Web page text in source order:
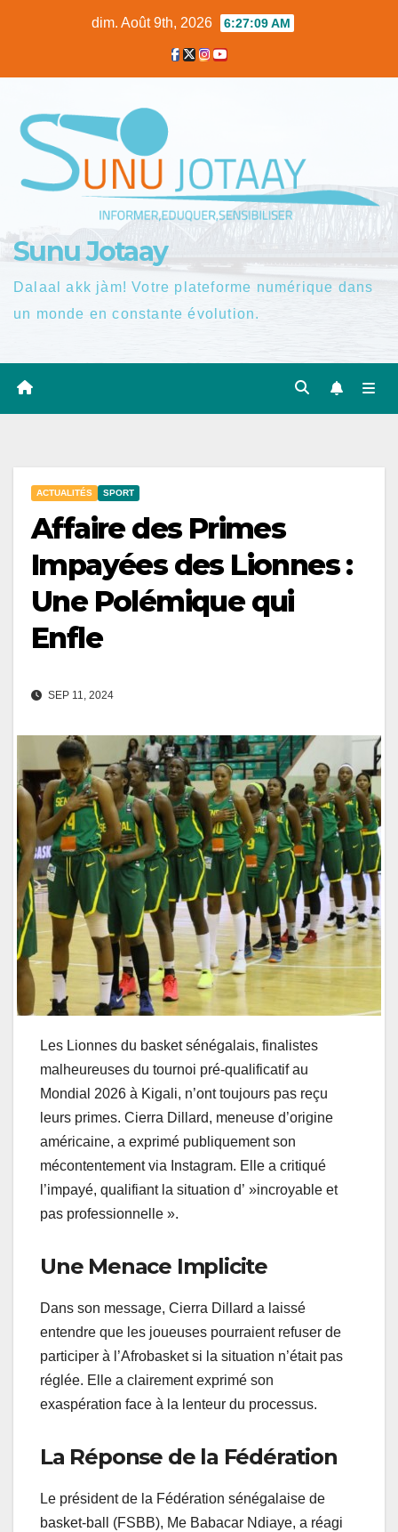
dim. Août 9th, 2026 6:27:10 AM
Sunu Jotaay
Dalaal akk jàm! Votre plateforme numérique dans
un monde en constante évolution.
ACTUALITÉS SPORT
Affaire des Primes
Impayées des Lionnes :
Une Polémique qui
Enfle
SEP 11, 2024
Les Lionnes du basket sénégalais, finalistes
malheureuses du tournoi pré-qualificatif au
Mondial 2026 à Kigali, n’ont toujours pas reçu
leurs primes. Cierra Dillard, meneuse d’origine
américaine, a exprimé publiquement son
mécontentement via Instagram. Elle a critiqué
l’impayé, qualifiant la situation d’ »incroyable et
pas professionnelle ».
Une Menace Implicite
Dans son message, Cierra Dillard a laissé
entendre que les joueuses pourraient refuser de
participer à l’Afrobasket si la situation n’était pas
réglée. Elle a clairement exprimé son
exaspération face à la lenteur du processus.
La Réponse de la Fédération
Le président de la Fédération sénégalaise de
basket-ball (FSBB), Me Babacar Ndiaye, a réagi